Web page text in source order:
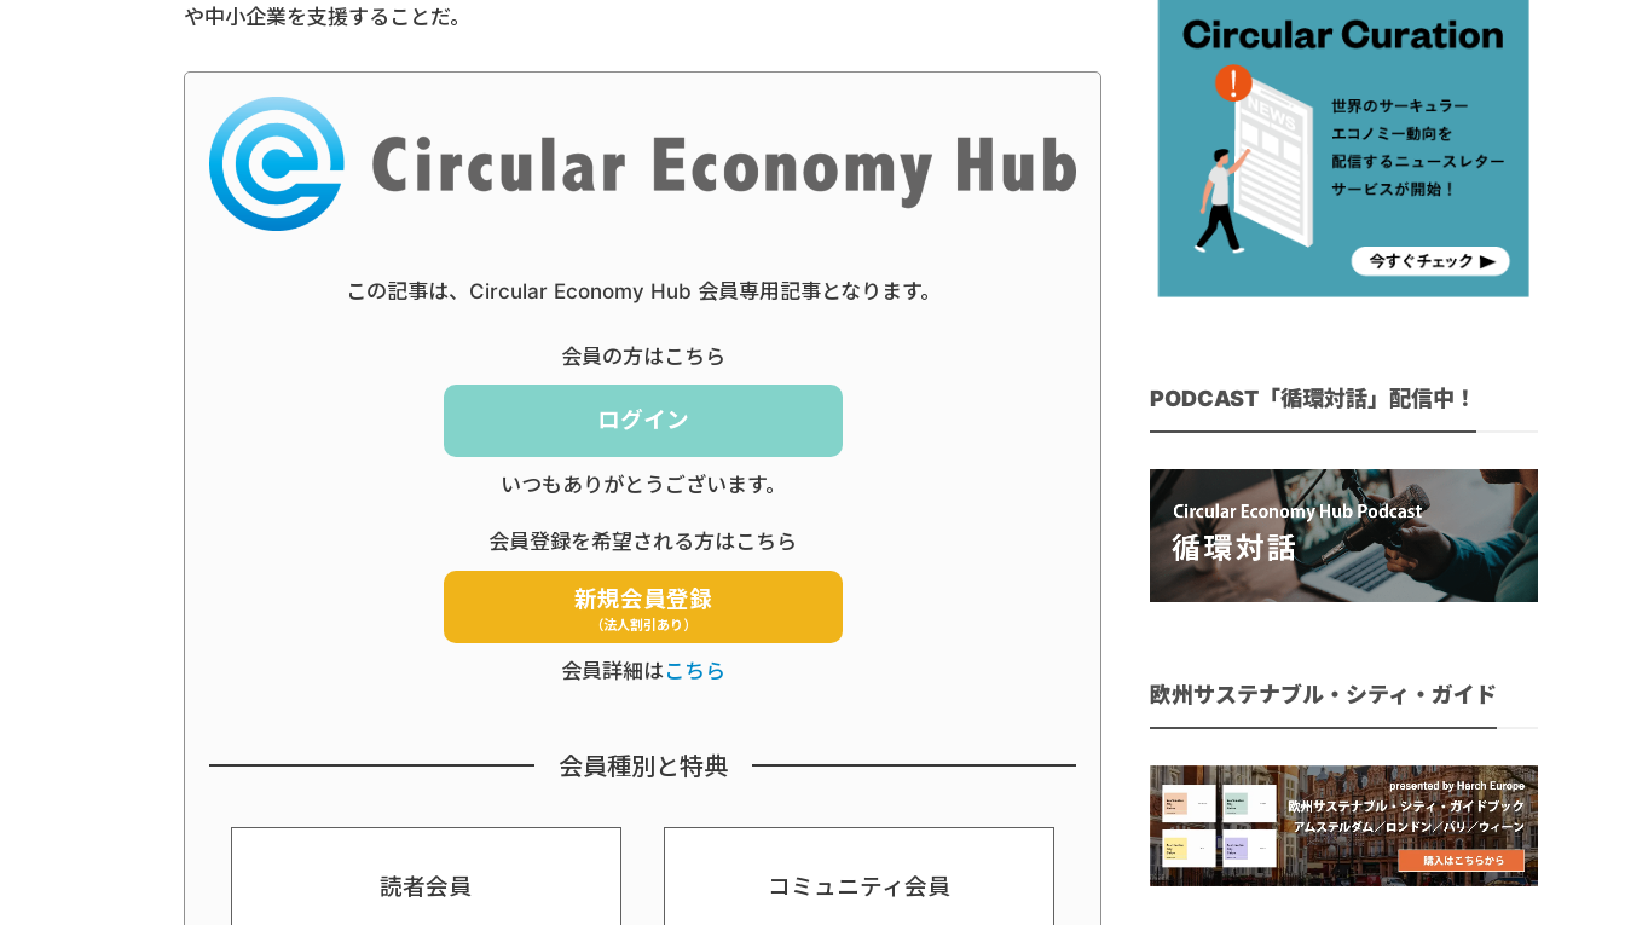
や中小企業を支援することだ。
この記事は、Circular Economy Hub 会員専用記事となります。
会員の方はこちら
ログイン
いつもありがとうございます。
会員登録を希望される方はこちら
新規会員登録
（法人割引あり）
会員詳細はこちら
会員種別と特典
読者会員 コミュニティ会員
PODCAST「循環対話」配信中！
欧州サステナブル・シティ・ガイド